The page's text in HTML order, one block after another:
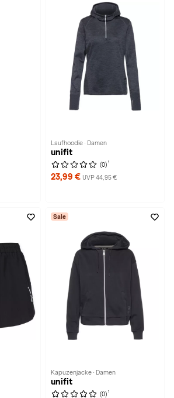
Laufhoodie · Damen
unifit
(0) 1
23,99 € UVP 44,95 €
Sale
Kapuzenjacke · Damen
unifit
(0) 1